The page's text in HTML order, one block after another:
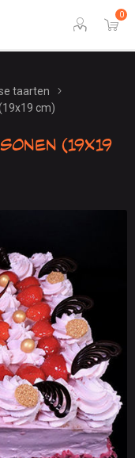
0
taarten
cm)
(19x19